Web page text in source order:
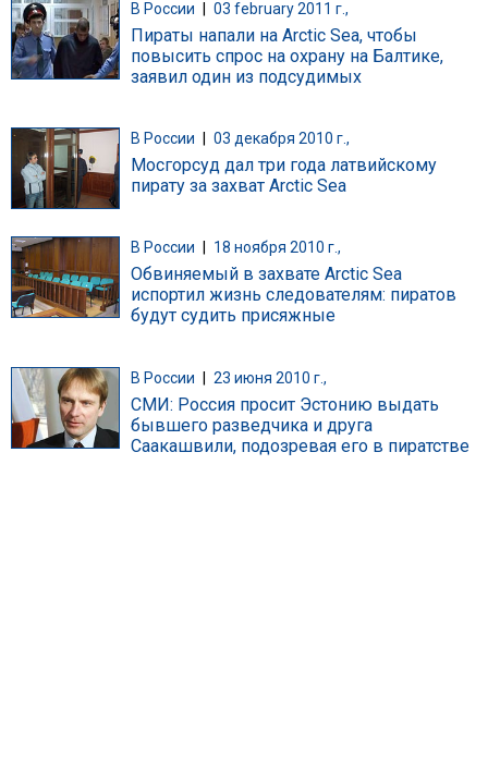
В России 03 february 2011 г.,
Пираты напали на Arctic Sea, чтобы
повысить спрос на охрану на Балтике,
заявил один из подсудимых
В России 03 декабря 2010 г.,
Мосгорсуд дал три года латвийскому
пирату за захват Arctic Sea
В России 18 ноября 2010 г.,
Обвиняемый в захвате Arctic Sea
испортил жизнь следователям: пиратов
будут судить присяжные
В России | 23 июня 2010 г.,
СМИ: Россия просит Эстонию выдать
бывшего разведчика и друга
Саакашвили, подозревая его в пиратстве